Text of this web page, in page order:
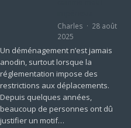
Charles
28 août
2025
Un déménagement n’est jamais
anodin, surtout lorsque la
réglementation impose des
restrictions aux déplacements.
Depuis quelques années,
beaucoup de personnes ont dû
justifier un motif…